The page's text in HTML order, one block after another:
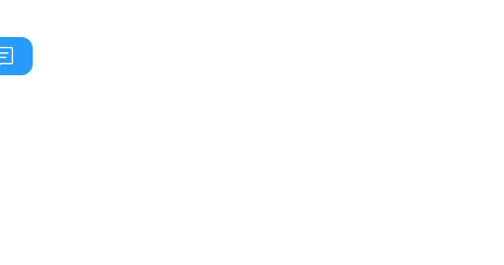
Commentaires